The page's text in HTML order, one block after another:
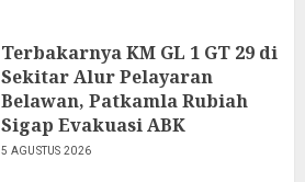
Terbakarnya KM GL 1 GT 29 di
Sekitar Alur Pelayaran
Belawan, Patkamla Rubiah
Sigap Evakuasi ABK
5 AGUSTUS 2026